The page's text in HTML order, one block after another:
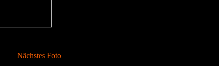
Nächstes Foto